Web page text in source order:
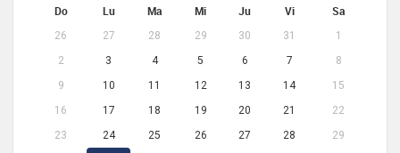
Do Lu Ma Mi Ju Vi Sa
26 27 28 29 30 31
1
2
3 4 5 6 7
8
9
10 11 12 13 14
15
16
17 18 19 20 21
22
23
24 25 26 27 28
29